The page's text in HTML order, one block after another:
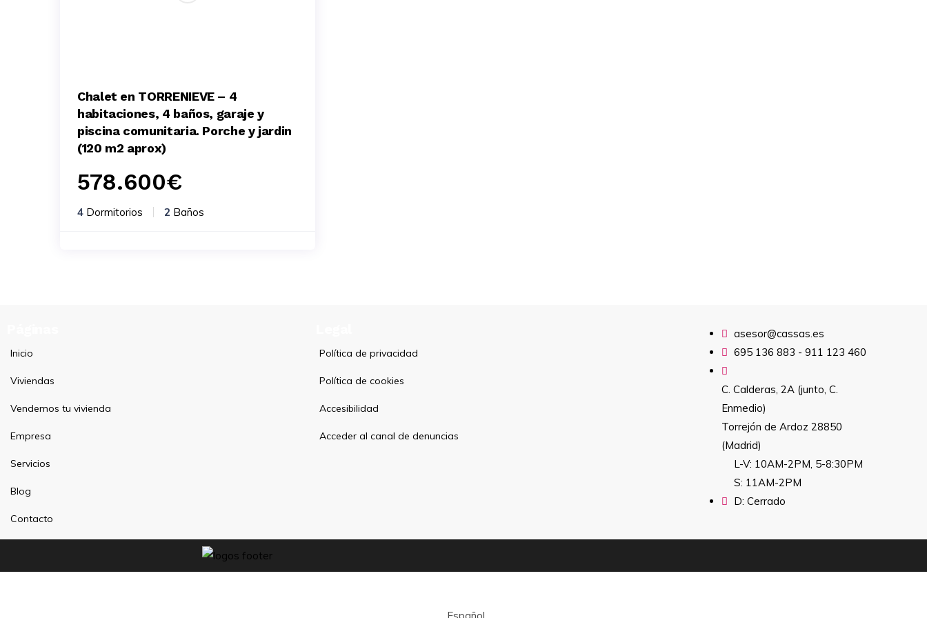
Chalet en TORRENIEVE – 4
habitaciones, 4 baños, garaje y
piscina comunitaria. Porche y jardin
(120 m2 aprox)
578.600€
4 Dormitorios 2 Baños
Inicio
Viviendas
Vendemos tu vivienda
Empresa
Servicios
Blog
Contacto
Política de privacidad
Política de cookies
Accesibilidad
Acceder al canal de denuncias
asesor@cassas.es
695 136 883 - 911 123 460
C. Calderas, 2A (junto, C.
Enmedio)
Torrejón de Ardoz 28850
(Madrid)
L-V: 10AM-2PM, 5-8:30PM
S: 11AM-2PM
D: Cerrado
Español